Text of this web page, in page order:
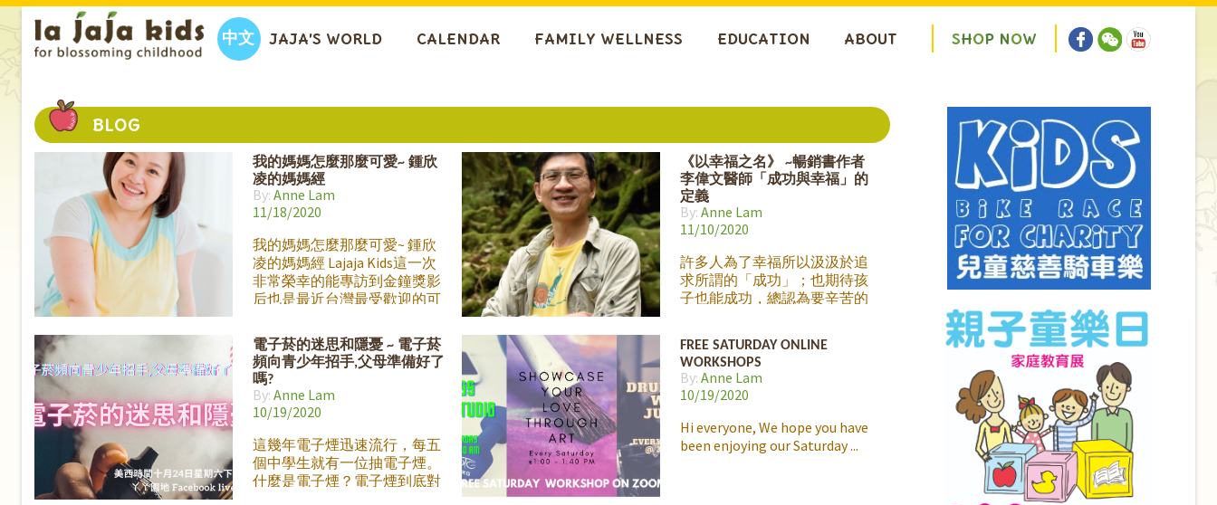
中文 JAJA’S WORLD CALENDAR FAMILY WELLNESS EDUCATION ABOUT SHOP NOW
BLOG
我的媽媽怎麼那麼可愛~ 鍾欣
凌的媽媽經
By: Anne Lam
11/18/2020
我的媽媽怎麼那麼可愛~ 鍾欣
凌的媽媽經 Lajaja Kids這一次
非常榮幸的能專訪到金鐘獎影
后也是最近台灣最受歡迎的可
小時的專訪當中她和大家分享
一些不為人知的心裡話和親子
互動的心得。專訪最後，她以
一本童書與我們分享她令人動
容的真心告白。
《以幸福之名》 ~暢銷書作者
李偉文醫師「成功與幸福」的
定義
By: Anne Lam
11/10/2020
許多人為了幸福所以汲汲於追
求所謂的「成功」；也期待孩
子也能成功，總認為要辛苦的
感覺？ 每個人對「成功」的定
義都不同，但若是只以財富多
寡，事業地位高低來定義「成
功」，就會忽視了其他生命中
更具價值但無法衡量的瑰寶。
暢銷書作者、醫生、自我實現
電子菸的迷思和隱憂 ~ 電子菸
頻向青少年招手,父母準備好了
嗎?
By: Anne Lam
10/19/2020
這幾年電子煙迅速流行，每五
個中學生就有一位抽電子煙。
什麼是電子煙？電子煙到底對
FREE SATURDAY ONLINE
WORKSHOPS
By: Anne Lam
10/19/2020
Hi everyone, We hope you have
been enjoying our Saturday